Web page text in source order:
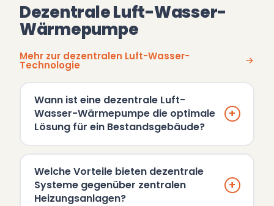
Dezentrale Luft-Wasser-
Wärmepumpe
Mehr zur dezentralen Luft-Wasser-
Technologie
Wann ist eine dezentrale Luft-
Wasser-Wärmepumpe die optimale
Lösung für ein Bestandsgebäude?
+
Welche Vorteile bieten dezentrale
Systeme gegenüber zentralen
Heizungsanlagen?
+